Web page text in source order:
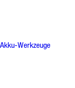
Akku-Werkzeuge